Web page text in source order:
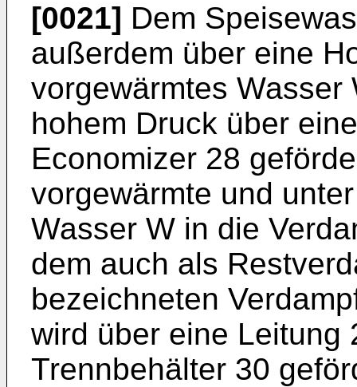
[0021] Dem
außerdem über eine
vorgewärmtes Wasser
hohem Druck über
Economizer 28
vorgewärmte und
Wasser W in die
dem auch als
bezeichneten
wird über eine Leitung
Trennbehälter 30